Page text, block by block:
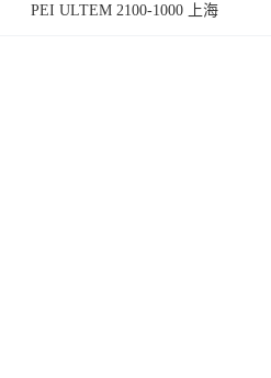
PEI ULTEM 2100-1000 上海